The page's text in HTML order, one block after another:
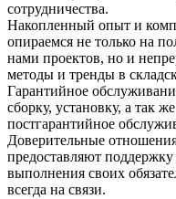
сотрудничества.
Накопленный опыт и
опираемся не только на
нами проектов, но и
методы и тренды в
Гарантийное
сборку, установку, а так
постгарантийное
Доверительные
предоставляют
выполнения своих
всегда на связи.